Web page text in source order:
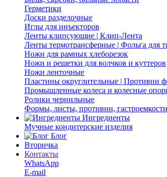
Герметики
Доски разделочные
Иглы для инъекторов
Ленты клипсующие | Клип-Лента
Ленты термотрансферные | Фольга для
Ножи для рамных хлеборезок
Ножи и решетки для волчков и куттеров
Ножи ленточные
Пластины округлительные | Противни
Промышленные колеса и колесные
Ролики чернильные
Формы, листы, противни, гастроемкости
Ингредиенты
Мучные кондитерские изделия
Блог
Вторичка
Контакты
WhatsApp
E-mail